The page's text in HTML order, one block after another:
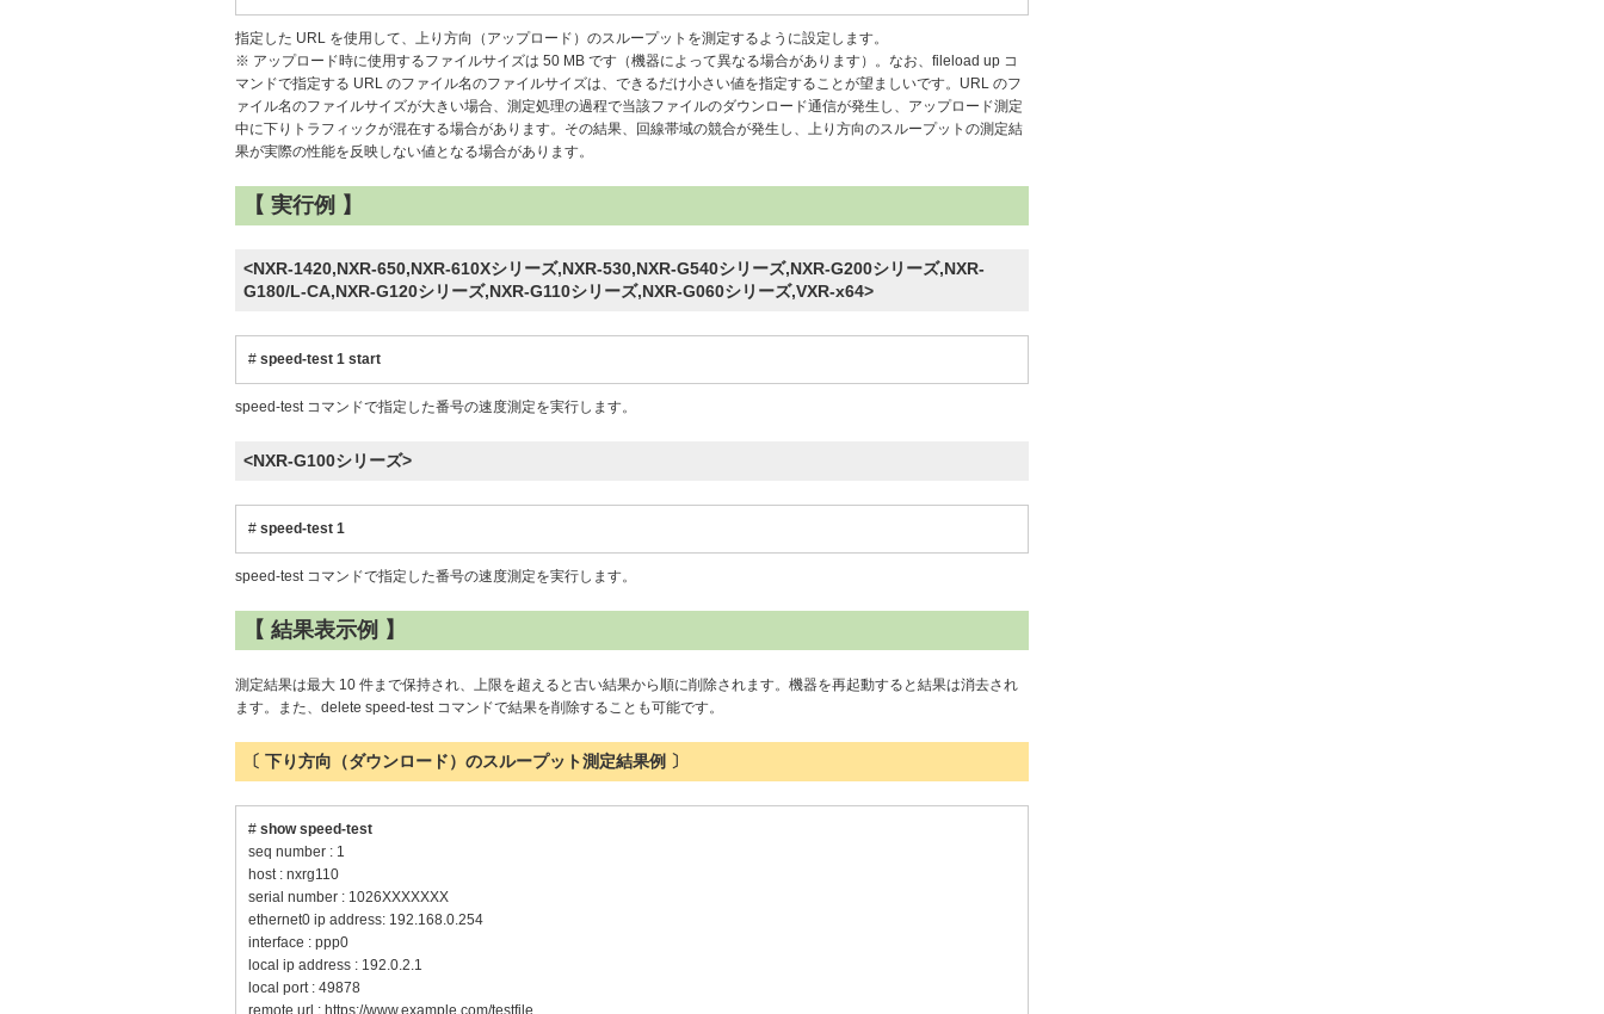
指定した URL を使用して、上り方向（アップロード）のスループットを測定するように設定します。
※ アップロード時に使用するファイルサイズは 50 MB です（機器によって異なる場合があります）。なお、fileload up コ
マンドで指定する URL のファイル名のファイルサイズは、できるだけ小さい値を指定することが望ましいです。URL のフ
ァイル名のファイルサイズが大きい場合、測定処理の過程で当該ファイルのダウンロード通信が発生し、アップロード測定
中に下りトラフィックが混在する場合があります。その結果、回線帯域の競合が発生し、上り方向のスループットの測定結
果が実際の性能を反映しない値となる場合があります。
【 実行例 】
<NXR-1420,NXR-650,NXR-610Xシリーズ,NXR-530,NXR-G540シリーズ,NXR-G200シリーズ,NXR-
G180/L-CA,NXR-G120シリーズ,NXR-G110シリーズ,NXR-G060シリーズ,VXR-x64>
# speed-test 1 start
speed-test コマンドで指定した番号の速度測定を実行します。
<NXR-G100シリーズ>
# speed-test 1
speed-test コマンドで指定した番号の速度測定を実行します。
【 結果表示例 】
測定結果は最大 10 件まで保持され、上限を超えると古い結果から順に削除されます。機器を再起動すると結果は消去され
ます。また、delete speed-test コマンドで結果を削除することも可能です。
〔 下り方向（ダウンロード）のスループット測定結果例 〕
# show speed-test
seq number : 1
host : nxrg110
serial number : 1026XXXXXXX
ethernet0 ip address: 192.168.0.254
interface : ppp0
local ip address : 192.0.2.1
local port : 49878
remote url : https://www.example.com/testfile